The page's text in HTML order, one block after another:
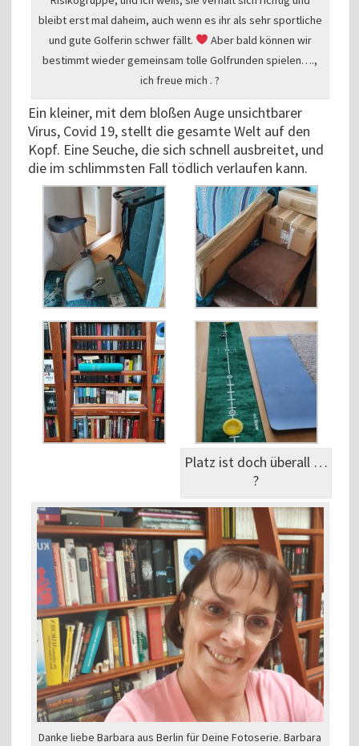
bleibt erst mal daheim, auch wenn es ihr als sehr sportliche
und gute Golferin schwer fällt.
Aber bald können wir
bestimmt wieder gemeinsam tolle Golfrunden spielen….,
ich freue mich . ?
Ein kleiner, mit dem bloßen Auge unsichtbarer
Virus, Covid 19, stellt die gesamte Welt auf den
Kopf. Eine Seuche, die sich schnell ausbreitet, und
die im schlimmsten Fall tödlich verlaufen kann.
Platz ist doch überall …
?
Danke liebe Barbara aus Berlin für Deine Fotoserie. Barbara